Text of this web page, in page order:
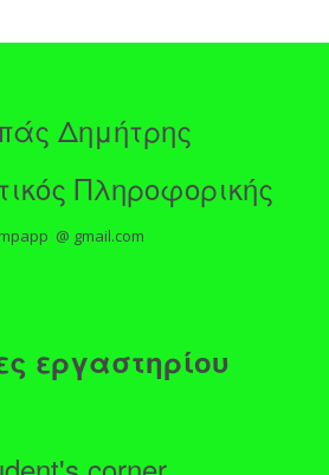
Δημήτρης
Πληροφορικής
@ gmail.com
εργαστηρίου